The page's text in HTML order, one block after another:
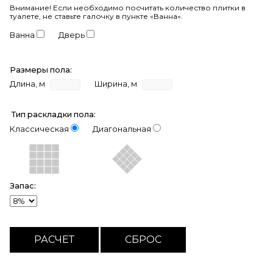
Внимание! Если необходимо посчитать количество плитки в
туалете, не ставьте галочку в пункте «Ванна».
Ванна Дверь
Размеры пола:
Длина, м
Ширина, м
Тип раскладки пола:
Классическая
Диагональная
Запас: